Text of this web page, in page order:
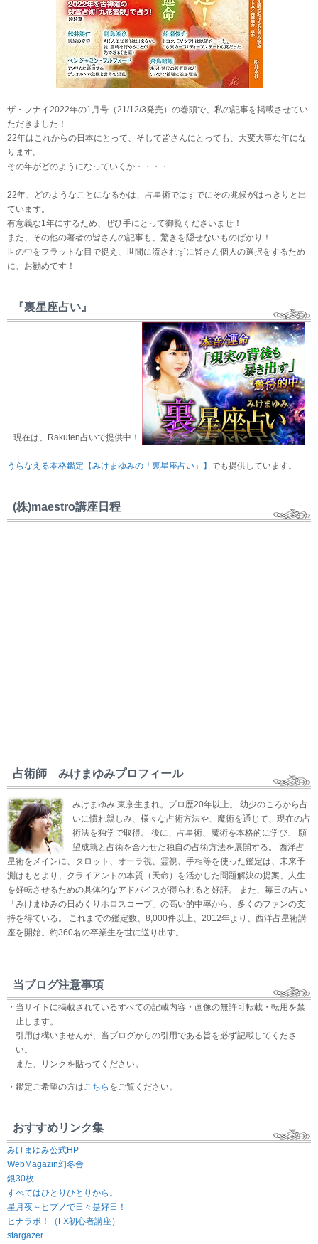
ザ・フナイ2022年の1月号（21/12/3発売）の巻頭で、私の記事を掲載させてい
ただきました！
22年はこれからの日本にとって、そして皆さんにとっても、大変大事な年にな
ります。
その年がどのようになっていくか・・・・
22年、どのようなことになるかは、占星術ではすでにその兆候がはっきりと出
ています。
有意義な1年にするため、ぜひ手にとって御覧くださいませ！
また、その他の著者の皆さんの記事も、驚きを隠せないものばかり！
世の中をフラットな目で捉え、世間に流されずに皆さん個人の選択をするため
に、お勧めです！
『裏星座占い』
現在は、Rakuten占いで提供中！
うらなえる本格鑑定【みけまゆみの「裏星座占い」】 でも提供しています。
(株)maestro講座日程
占術師 みけまゆみプロフィール
みけまゆみ 東京生まれ。プロ歴20年以上。 幼少のころから占
いに慣れ親しみ、様々な占術方法や、魔術を通じて、現在の占
術法を独学で取得。 後に、占星術、魔術を本格的に学び、 願
望成就と占術を合わせた独自の占術方法を展開する。 西洋占
星術をメインに、タロット、オーラ視、霊視、手相等を使った鑑定は、未来予
測はもとより、クライアントの本質（天命）を活かした問題解決の提案、人生
を好転させるための具体的なアドバイスが得られると好評。 また、毎日の占い
「みけまゆみの日めくりホロスコープ」の高い的中率から、多くのファンの支
持を得ている。 これまでの鑑定数、8,000件以上、2012年より、西洋占星術講
座を開始。約360名の卒業生を世に送り出す。
当ブログ注意事項
・当サイトに掲載されているすべての記載内容・画像の無許可転載・転用を禁
止します。
引用は構いませんが、当ブログからの引用である旨を必ず記載してくださ
い。
また、リンクを貼ってください。
・鑑定ご希望の方はこちら をご覧ください。
おすすめリンク集
みけまゆみ公式HP
WebMagazin幻冬舎
銀30枚
すべてはひとりひとりから。
星月夜～ヒプノで日々是好日！
ヒナラボ！（FX初心者講座）
stargazer